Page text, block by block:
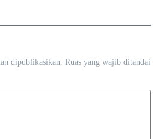
dipublikasikan. Ruas yang wajib ditandai